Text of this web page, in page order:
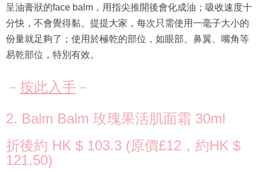
呈油膏狀的face balm，用指尖推開後會化成油；吸收速度十
分快，不會覺得黏。提提大家，每次只需使用一毫子大小的
份量就足夠了；使用於極乾的部位，如眼部、鼻翼、嘴角等
易乾部位，特別有效。
－ 按此入手 －
2. Balm Balm 玫瑰果活肌面霜 30ml
折後約 HK $ 103.3 (原價£12，約HK $
121.50)